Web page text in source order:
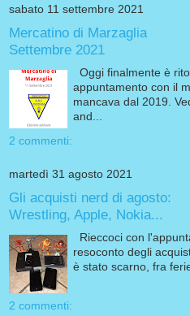
sabato 11 settembre 2021
Mercatino di Marzaglia
Settembre 2021
Oggi finalmente è
appuntamento con il
mancava dal 2019.
and...
2 commenti:
martedì 31 agosto 2021
Gli acquisti nerd di agosto:
Wrestling, Apple, Nokia...
Rieccoci con
resoconto degli
è stato scarno, fra
2 commenti: